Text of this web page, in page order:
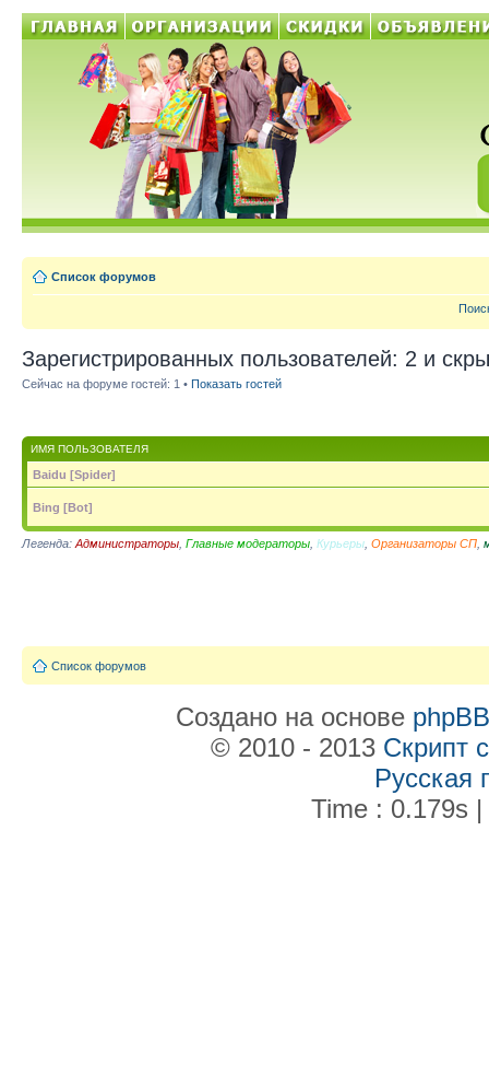
Список форумов
Зарегистрированных пользователей: 2 и
Сейчас на форуме гостей: 1 • Показать гостей
ИМЯ ПОЛЬЗОВАТЕЛЯ
Baidu [Spider]
Bing [Bot]
Легенда: Администраторы Главные модераторы Курьеры Организаторы СП
Список форумов
Создано на основе phpBB
© 2010 - 2013 Скрипт
Русская
Time : 0.179s